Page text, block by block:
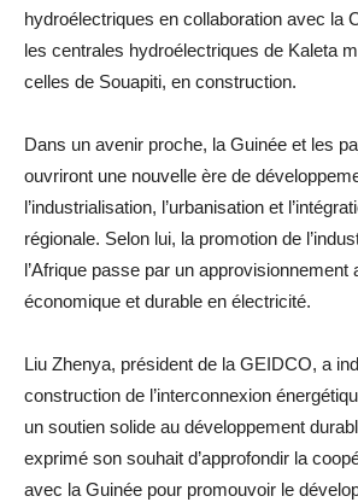
hydroélectriques en collaboration avec la
les centrales hydroélectriques de Kaleta
celles de Souapiti, en construction.
Dans un avenir proche, la Guinée et les
ouvriront une nouvelle ère de
l’industrialisation, l’urbanisation et
régionale. Selon lui, la promotion de
l’Afrique passe par un approvisionnement
économique et durable en électricité.
Liu Zhenya, président de la GEIDCO, a
construction de l’interconnexion
un soutien solide au développement
exprimé son souhait d’approfondir la
avec la Guinée pour promouvoir le